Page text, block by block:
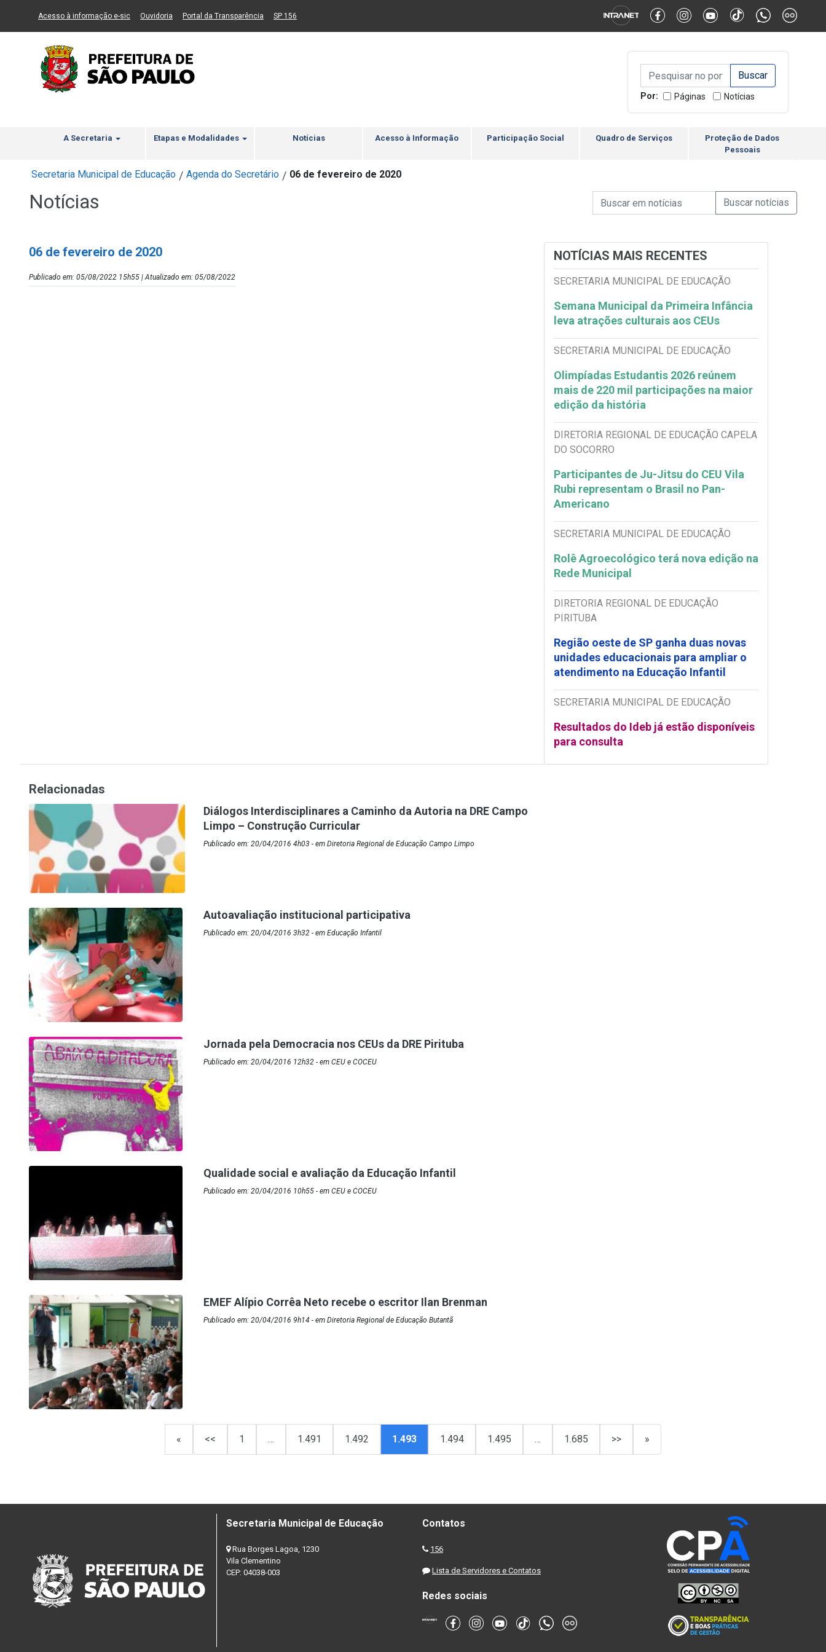
Ir ao Conteúdo Ir para menu principal 2 Ir para busca Ir para rodapé Alternar Alto Contraste Alternar Tamanho da Fonte
Acesso à informação e-sic(Link para um novo sítio)
Ouvidoria (Link para um novo sítio)
Portal da Transparência (Link para um novo sítio)
SP 156
Campo de Busca de
Campo de Busca de informaçõesEnviar a Busca
Por: Páginas Notícias
A Secretaria Etapas e Modalidades Notícias Acesso à Informação Participação Social Quadro de Serviços
Proteção de Dados
Pessoais
Secretaria Municipal de Educação / Agenda do Secretário / 06 de fevereiro de 2020
Notícias Campo de Busca de Notícias
Campo de Busca de informaçõesEnviar a Busca de
06 de fevereiro de 2020
Publicado em: 05/08/2022 15h55 | Atualizado em: 05/08/2022
NOTÍCIAS MAIS RECENTES
SECRETARIA MUNICIPAL DE EDUCAÇÃO
Semana Municipal da Primeira Infância
leva atrações culturais aos CEUs
SECRETARIA MUNICIPAL DE EDUCAÇÃO
Olimpíadas Estudantis 2026 reúnem
mais de 220 mil participações na maior
edição da história
DIRETORIA REGIONAL DE EDUCAÇÃO CAPELA
DO SOCORRO
Participantes de Ju-Jitsu do CEU Vila
Rubi representam o Brasil no Pan-
Americano
SECRETARIA MUNICIPAL DE EDUCAÇÃO
Rolê Agroecológico terá nova edição na
Rede Municipal
DIRETORIA REGIONAL DE EDUCAÇÃO
PIRITUBA
Região oeste de SP ganha duas novas
unidades educacionais para ampliar o
atendimento na Educação Infantil
SECRETARIA MUNICIPAL DE EDUCAÇÃO
Resultados do Ideb já estão disponíveis
para consulta
Relacionadas
Diálogos Interdisciplinares a Caminho da Autoria na DRE Campo
Limpo – Construção Curricular
Publicado em: 20/04/2016 4h03 - em Diretoria Regional de Educação Campo Limpo
Autoavaliação institucional participativa
Publicado em: 20/04/2016 3h32 - em Educação Infantil
Jornada pela Democracia nos CEUs da DRE Pirituba
Publicado em: 20/04/2016 12h32 - em CEU e COCEU
Qualidade social e avaliação da Educação Infantil
Publicado em: 20/04/2016 10h55 - em CEU e COCEU
EMEF Alípio Corrêa Neto recebe o escritor Ilan Brenman
Publicado em: 20/04/2016 9h14 - em Diretoria Regional de Educação Butantã
« << 1 … 1.491 1.492 1.493 1.494 1.495 … 1.685 >> »
Secretaria Municipal de Educação
Rua Borges Lagoa, 1230
Vila Clementino
CEP: 04038-003
Contatos
156
Lista de Servidores e Contatos
Redes sociais